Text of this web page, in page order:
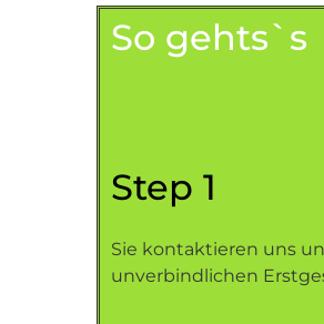
So gehts`s
Step 1
Sie kontaktieren uns
unverbindlichen